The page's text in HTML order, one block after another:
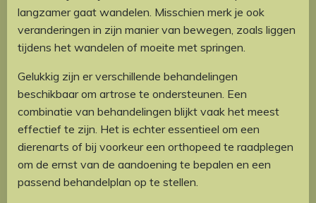
langzamer gaat wandelen. Misschien merk je ook
veranderingen in zijn manier van bewegen, zoals liggen
tijdens het wandelen of moeite met springen.
Gelukkig zijn er verschillende behandelingen
beschikbaar om artrose te ondersteunen. Een
combinatie van behandelingen blijkt vaak het meest
effectief te zijn. Het is echter essentieel om een ​​
dierenarts of bij voorkeur een orthopeed te raadplegen
om de ernst van de aandoening te bepalen en een
passend behandelplan op te stellen.